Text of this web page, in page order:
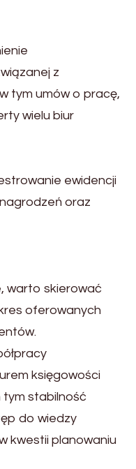
z
tym umów o pracę,
wielu biur
ewidencji
oraz
warto skierować
oferowanych
księgowości
tym stabilność
do wiedzy
kwestii planowaniu